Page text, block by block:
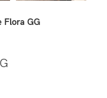
Flora GG